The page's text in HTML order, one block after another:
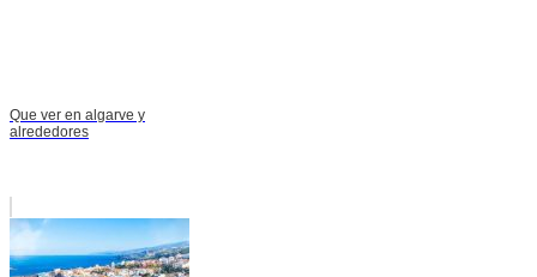
Que ver en algarve y
alrededores